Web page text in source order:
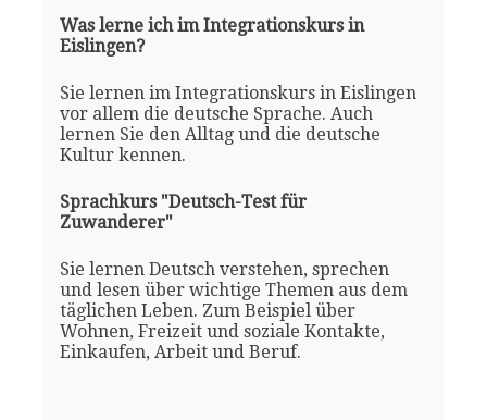
Was lerne ich im Integrationskurs in
Eislingen?
Sie lernen im Integrationskurs in Eislingen
vor allem die deutsche Sprache. Auch
lernen Sie den Alltag und die deutsche
Kultur kennen.
Sprachkurs "Deutsch-Test für
Zuwanderer"
Sie lernen Deutsch verstehen, sprechen
und lesen über wichtige Themen aus dem
täglichen Leben. Zum Beispiel über
Wohnen, Freizeit und soziale Kontakte,
Einkaufen, Arbeit und Beruf.